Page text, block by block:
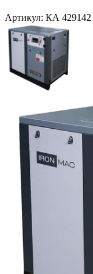
Артикул: КА 429142